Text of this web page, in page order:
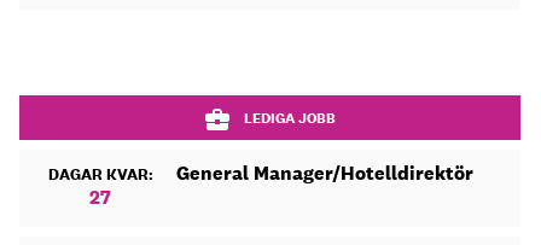
LEDIGA JOBB
DAGAR KVAR:
27
General Manager/Hotelldirektör